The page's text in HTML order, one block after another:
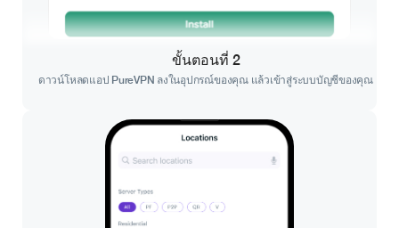
ขั้นตอนที่ 2
ดาวน์โหลดแอป PureVPN ลงในอุปกรณ์ของคุณ แล้วเข้าสู่ระบบบัญชีของคุณ